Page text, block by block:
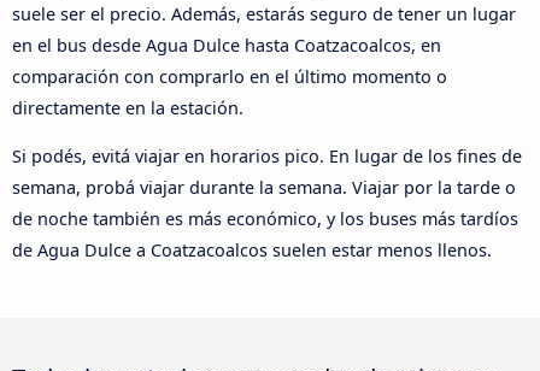
suele ser el precio. Además, estarás seguro de tener un lugar
en el bus desde Agua Dulce hasta Coatzacoalcos, en
comparación con comprarlo en el último momento o
directamente en la estación.
Si podés, evitá viajar en horarios pico. En lugar de los fines de
semana, probá viajar durante la semana. Viajar por la tarde o
de noche también es más económico, y los buses más tardíos
de Agua Dulce a Coatzacoalcos suelen estar menos llenos.